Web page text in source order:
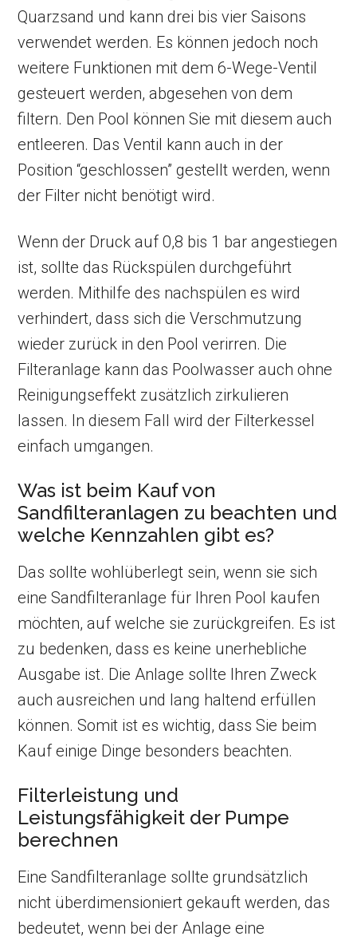
Quarzsand und kann drei bis vier Saisons
verwendet werden. Es können jedoch noch
weitere Funktionen mit dem 6-Wege-Ventil
gesteuert werden, abgesehen von dem
filtern. Den Pool können Sie mit diesem auch
entleeren. Das Ventil kann auch in der
Position “geschlossen” gestellt werden, wenn
der Filter nicht benötigt wird.
Wenn der Druck auf 0,8 bis 1 bar angestiegen
ist, sollte das Rückspülen durchgeführt
werden. Mithilfe des nachspülen es wird
verhindert, dass sich die Verschmutzung
wieder zurück in den Pool verirren. Die
Filteranlage kann das Poolwasser auch ohne
Reinigungseffekt zusätzlich zirkulieren
lassen. In diesem Fall wird der Filterkessel
einfach umgangen.
Was ist beim Kauf von
Sandfilteranlagen zu beachten und
welche Kennzahlen gibt es?
Das sollte wohlüberlegt sein, wenn sie sich
eine Sandfilteranlage für Ihren Pool kaufen
möchten, auf welche sie zurückgreifen. Es ist
zu bedenken, dass es keine unerhebliche
Ausgabe ist. Die Anlage sollte Ihren Zweck
auch ausreichen und lang haltend erfüllen
können. Somit ist es wichtig, dass Sie beim
Kauf einige Dinge besonders beachten.
Filterleistung und
Leistungsfähigkeit der Pumpe
berechnen
Eine Sandfilteranlage sollte grundsätzlich
nicht überdimensioniert gekauft werden, das
bedeutet, wenn bei der Anlage eine